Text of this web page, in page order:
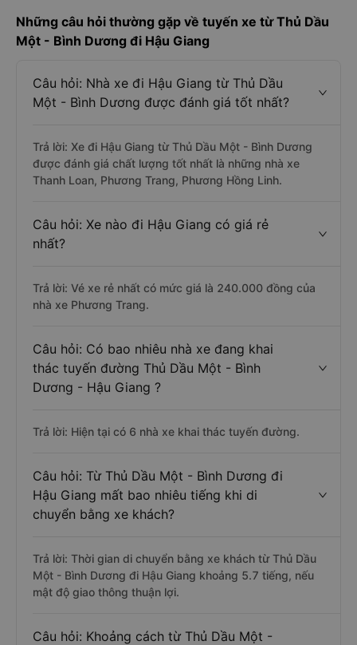
Những câu hỏi thường gặp về tuyến xe từ Thủ Dầu
Một - Bình Dương đi Hậu Giang
Câu hỏi: Nhà xe đi Hậu Giang từ Thủ Dầu
Một - Bình Dương được đánh giá tốt nhất?
Trả lời: Xe đi Hậu Giang từ Thủ Dầu Một - Bình Dương
được đánh giá chất lượng tốt nhất là những nhà xe
Thanh Loan, Phương Trang, Phương Hồng Linh.
Câu hỏi: Xe nào đi Hậu Giang có giá rẻ
nhất?
Trả lời: Vé xe rẻ nhất có mức giá là 240.000 đồng của
nhà xe Phương Trang.
Câu hỏi: Có bao nhiêu nhà xe đang khai
thác tuyến đường Thủ Dầu Một - Bình
Dương - Hậu Giang ?
Trả lời: Hiện tại có 6 nhà xe khai thác tuyến đường.
Câu hỏi: Từ Thủ Dầu Một - Bình Dương đi
Hậu Giang mất bao nhiêu tiếng khi di
chuyển bằng xe khách?
Trả lời: Thời gian di chuyển bằng xe khách từ Thủ Dầu
Một - Bình Dương đi Hậu Giang khoảng 5.7 tiếng, nếu
mật độ giao thông thuận lợi.
Câu hỏi: Khoảng cách từ Thủ Dầu Một -